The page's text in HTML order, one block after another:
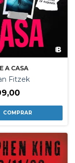
A CASA
Fitzek